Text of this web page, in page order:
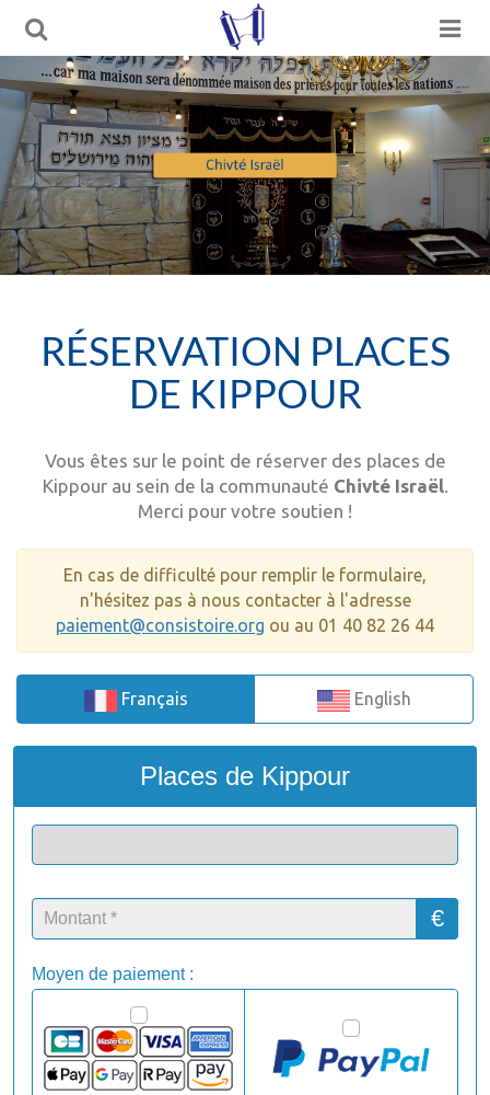
RÉSERVATION PLACES
DE KIPPOUR
Vous êtes sur le point de réserver des places de
Kippour au sein de la communauté Chivté Israël.
Merci pour votre soutien !
En cas de difficulté pour remplir le formulaire,
n'hésitez pas à nous contacter à l'adresse
paiement@consistoire.org ou au 01 40 82 26 44
Français English
Places de Kippour
€
Moyen de paiement :